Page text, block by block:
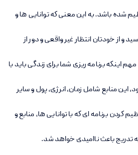
شده باشد. به این معنی که توانایی ها و
و از خودتان انتظار غیر واقعی و دور از
اینکه برنامه ریزی شما برای زندگی باید با
این منابع شامل زمان، انرژی، پول و سایر
کردن برنامه ای که با توانایی ها، منابع و
تدریج باعث ناامیدی خواهد شد.